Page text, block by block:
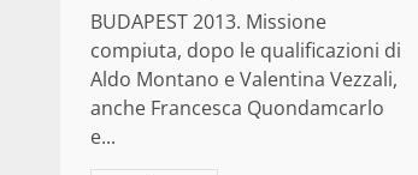
BUDAPEST 2013. Missione
compiuta, dopo le qualificazioni di
Aldo Montano e Valentina Vezzali,
anche Francesca Quondamcarlo
e...